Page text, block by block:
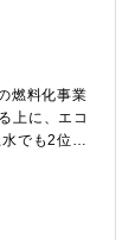
】・東芝
億円
機メーカー
ソフトウ
値顕在化」
タルサービ
てデータを
クォンタム
現に貢献
燃料化事業
上に、エコ
でも2位か
。それが
PFI(官
事業の運営